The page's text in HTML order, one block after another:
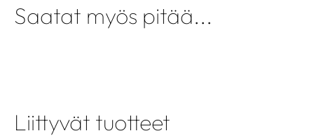
Saatat myös pitää...
Liittyvät tuotteet